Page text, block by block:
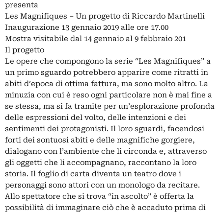
presenta
Les Magnifiques – Un progetto di Riccardo Martinelli
Inaugurazione 13 gennaio 2019 alle ore 17.00
Mostra visitabile dal 14 gennaio al 9 febbraio 201
Il progetto
Le opere che compongono la serie “Les Magnifiques” a
un primo sguardo potrebbero apparire come ritratti in
abiti d’epoca di ottima fattura, ma sono molto altro. La
minuzia con cui è reso ogni particolare non è mai fine a
se stessa, ma si fa tramite per un’esplorazione profonda
delle espressioni del volto, delle intenzioni e dei
sentimenti dei protagonisti. Il loro sguardi, facendosi
forti dei sontuosi abiti e delle magnifiche gorgiere,
dialogano con l’ambiente che li circonda e, attraverso
gli oggetti che li accompagnano, raccontano la loro
storia. Il foglio di carta diventa un teatro dove i
personaggi sono attori con un monologo da recitare.
Allo spettatore che si trova “in ascolto” è offerta la
possibilità di immaginare ciò che è accaduto prima di